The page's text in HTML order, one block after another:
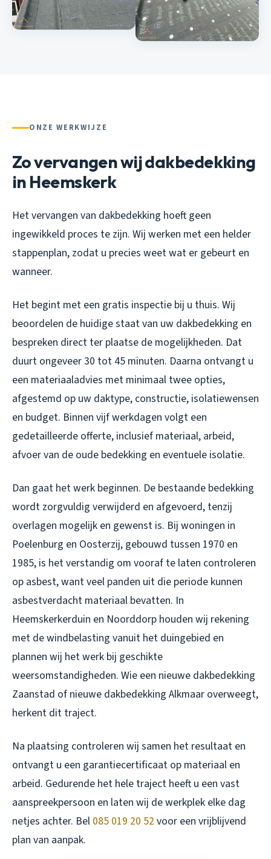
ONZE WERKWIJZE
Zo vervangen wij dakbedekking
in Heemskerk
Het vervangen van dakbedekking hoeft geen
ingewikkeld proces te zijn. Wij werken met een helder
stappenplan, zodat u precies weet wat er gebeurt en
wanneer.
Het begint met een gratis inspectie bij u thuis. Wij
beoordelen de huidige staat van uw dakbedekking en
bespreken direct ter plaatse de mogelijkheden. Dat
duurt ongeveer 30 tot 45 minuten. Daarna ontvangt u
een materiaaladvies met minimaal twee opties,
afgestemd op uw daktype, constructie, isolatiewensen
en budget. Binnen vijf werkdagen volgt een
gedetailleerde offerte, inclusief materiaal, arbeid,
afvoer van de oude bedekking en eventuele isolatie.
Dan gaat het werk beginnen. De bestaande bedekking
wordt zorgvuldig verwijderd en afgevoerd, tenzij
overlagen mogelijk en gewenst is. Bij woningen in
Poelenburg en Oosterzij, gebouwd tussen 1970 en
1985, is het verstandig om vooraf te laten controleren
op asbest, want veel panden uit die periode kunnen
asbestverdacht materiaal bevatten. In
Heemskerkerduin en Noorddorp houden wij rekening
met de windbelasting vanuit het duingebied en
plannen wij het werk bij geschikte
weersomstandigheden. Wie een nieuwe dakbedekking
Zaanstad of nieuwe dakbedekking Alkmaar overweegt,
herkent dit traject.
Na plaatsing controleren wij samen het resultaat en
ontvangt u een garantiecertificaat op materiaal en
arbeid. Gedurende het hele traject heeft u een vast
aanspreekpersoon en laten wij de werkplek elke dag
netjes achter. Bel 085 019 20 52 voor een vrijblijvend
plan van aanpak.